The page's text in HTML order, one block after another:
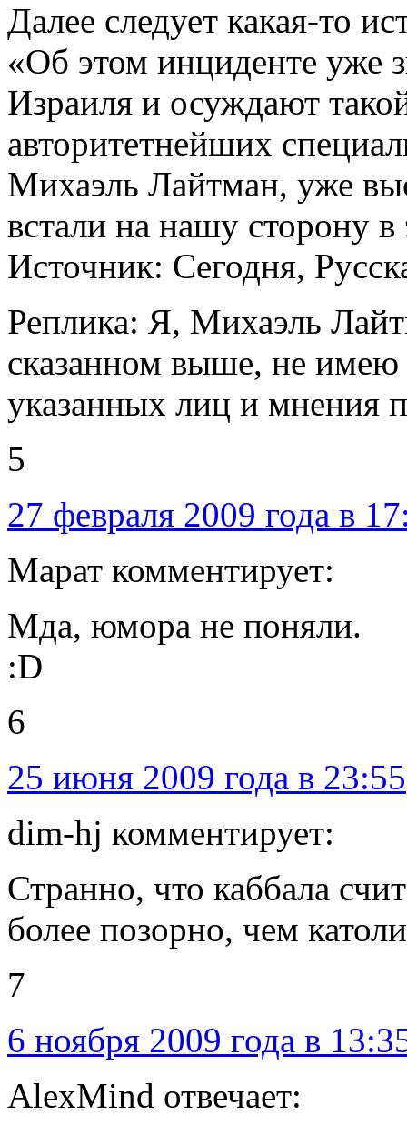
Далее следует какая-то
«Об этом инциденте уже
Израиля и осуждают
авторитетнейших
Михаэль Лайтман, уже
встали на нашу сторону
Источник: Сегодня,
Реплика: Я, Михаэль
сказанном выше, не имею
указанных лиц и мнения
5
27 февраля 2009 года в
Марат комментирует:
Мда, юмора не поняли.
:D
6
25 июня 2009 года в 23:55
dim-hj комментирует:
Странно, что каббала
более позорно, чем
7
6 ноября 2009 года в
AlexMind отвечает: